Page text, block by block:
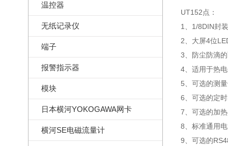
温控器
无纸记录仪
端子
报警指示器
模块
日本横河YOKOGAWA网卡
横河SE电磁流量计
UT152点：
1、1/8DIN封
2、大屏4位
3、防尘防滴
4、适用于热
5、可选的测
6、可选的定
7、可选的加
8、标准通用
9、可选的